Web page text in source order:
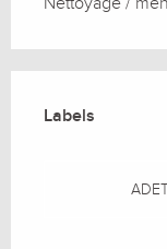
Labels
Labels